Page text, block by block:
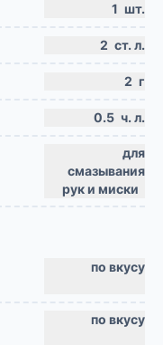
1 шт.
2 ст. л.
2 г
0.5 ч. л.
для
смазывания
рук и миски